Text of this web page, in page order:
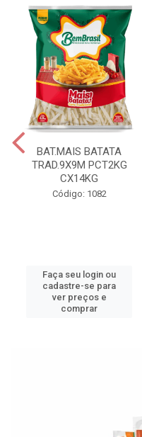
BAT.MAIS BATATA
TRAD.9X9M PCT2KG
CX14KG
Código: 1082
Faça seu login ou
cadastre-se para
ver preços e
comprar